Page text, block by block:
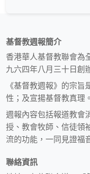
基督教週報簡介
香港華人基督教聯會為
九六四年八月三十日創
《基督教週報》的宗
性；及宣揚基督教真理。
週報內容包括報道教會
授、教會牧師、信徒
流的功能，一同見證福
聯絡資訊